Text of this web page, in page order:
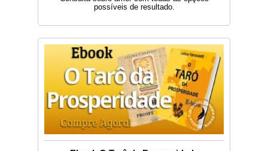
possíveis de resultado.